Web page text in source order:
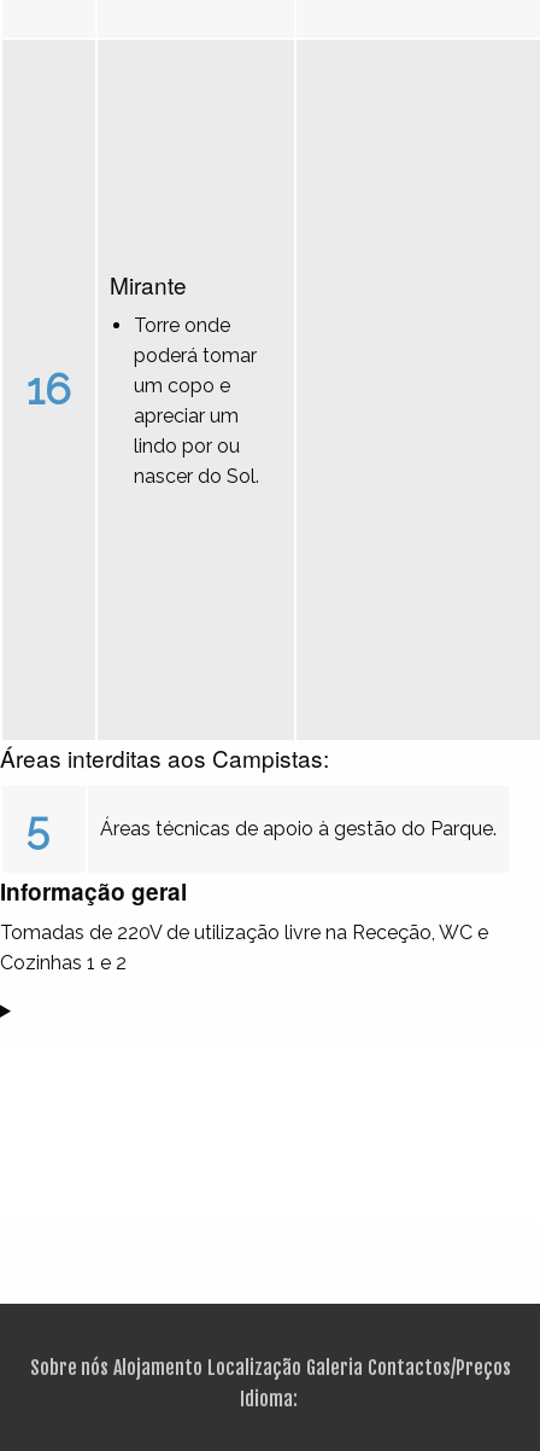
16
Mirante
Torre onde
poderá tomar
um copo e
apreciar um
lindo por ou
nascer do Sol.
Áreas interditas aos Campistas:
5 Áreas técnicas de apoio à gestão do Parque.
Informação geral
Tomadas de 220V de utilização livre na Receção, WC e
Cozinhas 1 e 2
Sobre nós Alojamento Localização Galeria Contactos/Preços
Idioma: